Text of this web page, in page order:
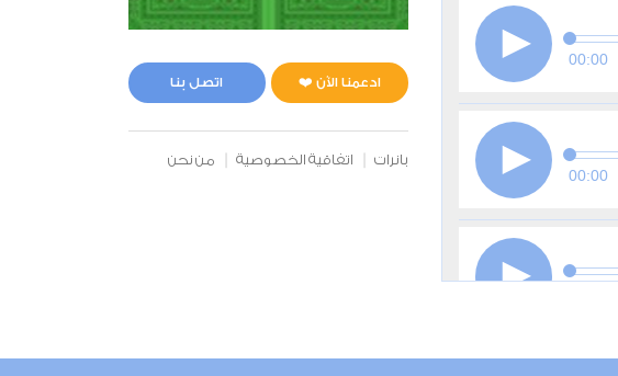
00:00
00:00
ادعمنا الآن ❤️ اتصل بنا
بانرات اتفاقية الخصوصية من نحن